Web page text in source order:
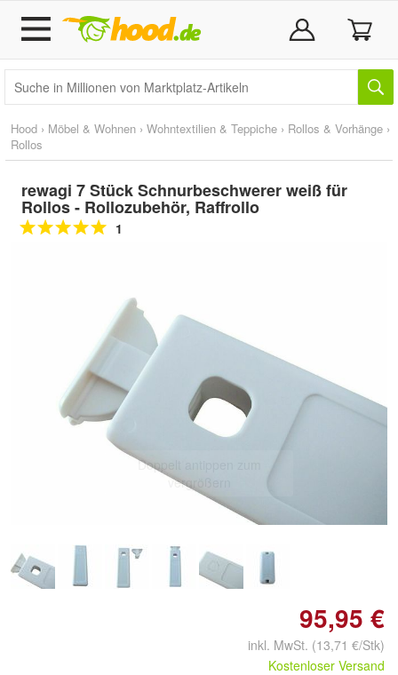
Hood › Möbel & Wohnen › Wohntextilien & Teppiche › Rollos & Vorhänge ›
Rollos
rewagi 7 Stück Schnurbeschwerer weiß für
Rollos - Rollozubehör, Raffrollo
1
Doppelt antippen zum
vergrößern
95,95 €
inkl. MwSt. (13,71 €/Stk)
Kostenloser Versand